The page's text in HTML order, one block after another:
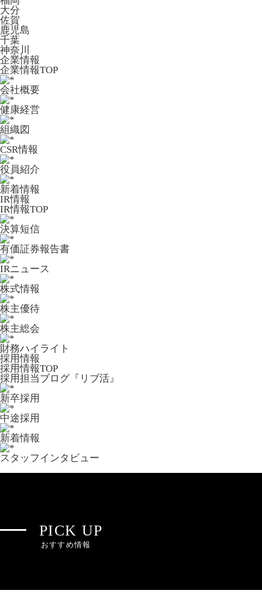
大分
佐賀
鹿児島
千葉
神奈川
企業情報
企業情報TOP
会社概要
健康経営
組織図
CSR情報
役員紹介
新着情報
IR情報
IR情報TOP
決算短信
有価証券報告書
IRニュース
株式情報
株主優待
株主総会
財務ハイライト
採用情報
採用情報TOP
採用担当ブログ『リブ活』
新卒採用
中途採用
新着情報
スタッフインタビュー
PICK UP
おすすめ情報